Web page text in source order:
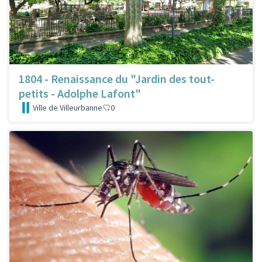
1804 - Renaissance du "Jardin des tout-
petits - Adolphe Lafont"
Ville de Villeurbanne 0